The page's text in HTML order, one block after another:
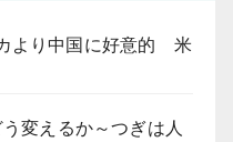
より中国に好意的 米
変えるか～つぎは人